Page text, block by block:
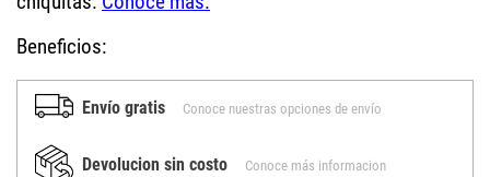
Beneficios:
Envío gratis Conoce nuestras opciones de envío
Devolucion sin costo Conoce más informacion